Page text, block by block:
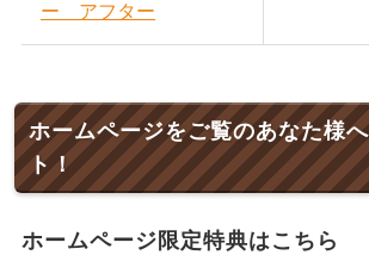
ー アフター
ホームページをご覧のあなた様
ト！
ホームページ限定特典はこちら